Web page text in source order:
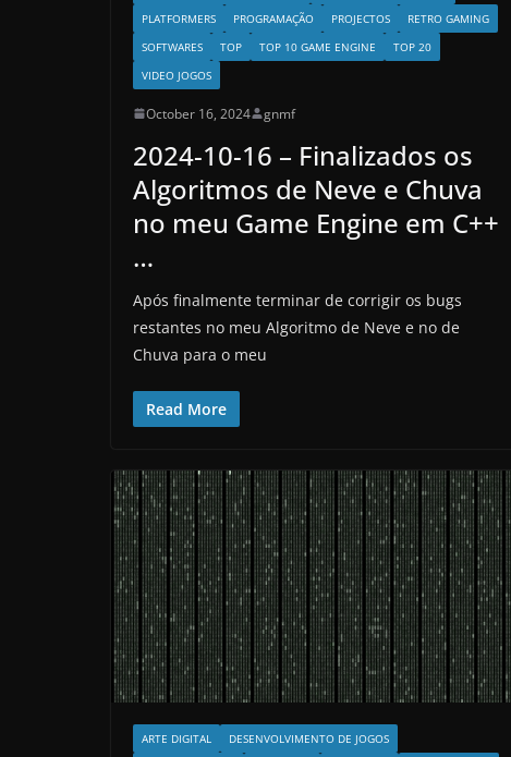
PLATFORMERS
PROGRAMAÇÃO PROJECTOS
RETRO GAMING
SOFTWARES
TOP TOP 10 GAME ENGINE
TOP 20
VIDEO JOGOS
October 16, 2024 gnmf
2024-10-16 – Finalizados os
Algoritmos de Neve e Chuva
no meu Game Engine em C++
…
Após finalmente terminar de corrigir os bugs
restantes no meu Algoritmo de Neve e no de
Chuva para o meu
Read More
ARTE DIGITAL DESENVOLVIMENTO DE JOGOS